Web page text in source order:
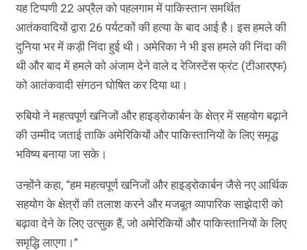
यह टिप्पणी 22 अप्रैल को पहलगाम में पाकिस्तान समर्थित
आतंकवादियों द्वारा 26 पर्यटकों की हत्या के बाद आई है। इस हमले की
दुनिया भर में कड़ी निंदा हुई थी। अमेरिका ने भी इस हमले की निंदा की
थी और बाद में हमले को अंजाम देने वाले द रेजिस्टेंस फ्रंट (टीआरएफ)
को आतंकवादी संगठन घोषित कर दिया था।
रुबियो ने महत्वपूर्ण खनिजों और हाइड्रोकार्बन के क्षेत्र में सहयोग बढ़ाने
की उम्मीद जताई ताकि अमेरिकियों और पाकिस्तानियों के लिए समृद्ध
भविष्य बनाया जा सके।
उन्होंने कहा, “हम महत्वपूर्ण खनिजों और हाइड्रोकार्बन जैसे नए आर्थिक
सहयोग के क्षेत्रों की तलाश करने और मजबूत व्यापारिक साझेदारी को
बढ़ावा देने के लिए उत्सुक हैं, जो अमेरिकियों और पाकिस्तानियों के लिए
समृद्धि लाएगा।”